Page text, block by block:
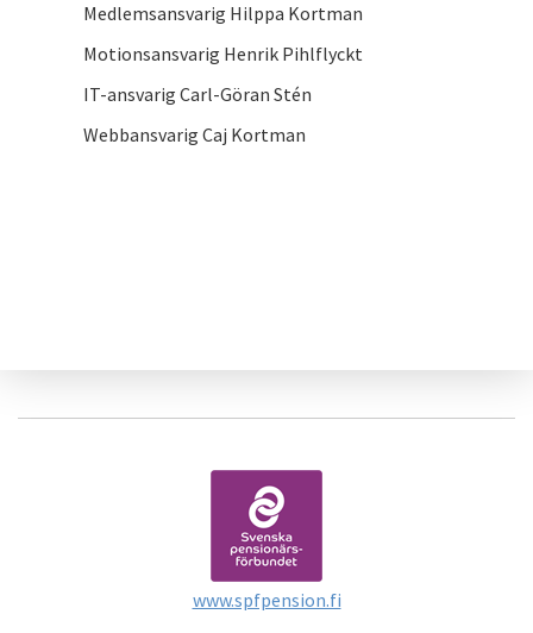
Medlemsansvarig Hilppa Kortman
Motionsansvarig Henrik Pihlflyckt
IT-ansvarig Carl-Göran Stén
Webbansvarig Caj Kortman
www.spfpension.fi